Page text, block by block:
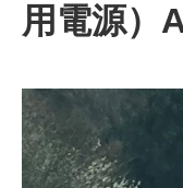
株式会社吾
社案内
製品・サー
用電源）